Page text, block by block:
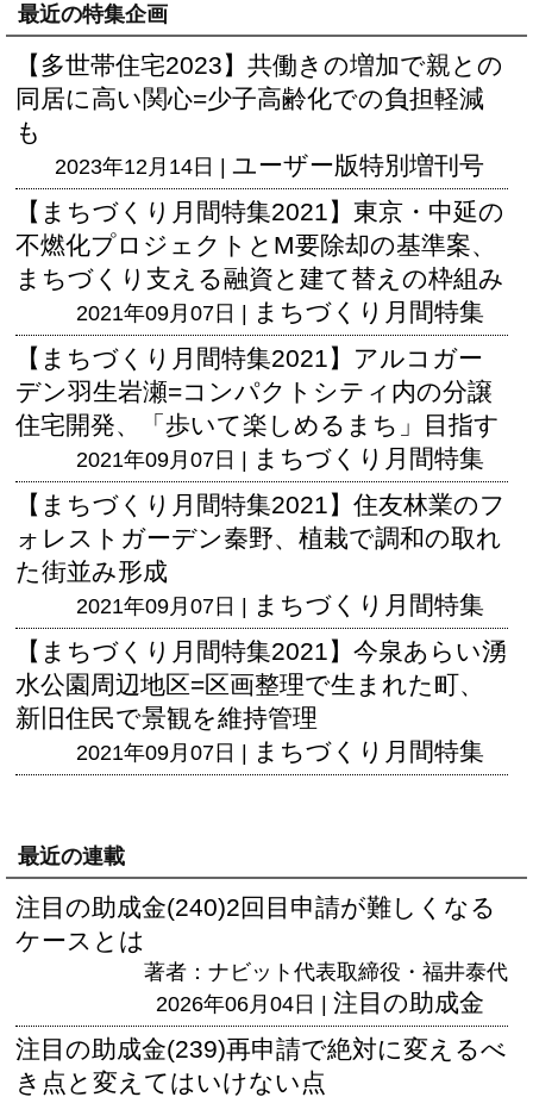
最近の特集企画
【多世帯住宅2023】共働きの増加で親との
同居に高い関心=少子高齢化での負担軽減
も
2023年12月14日 | ユーザー版特別増刊号
【まちづくり月間特集2021】東京・中延の
不燃化プロジェクトとM要除却の基準案、
まちづくり支える融資と建て替えの枠組み
2021年09月07日 | まちづくり月間特集
【まちづくり月間特集2021】アルコガー
デン羽生岩瀬=コンパクトシティ内の分譲
住宅開発、「歩いて楽しめるまち」目指す
2021年09月07日 | まちづくり月間特集
【まちづくり月間特集2021】住友林業のフ
ォレストガーデン秦野、植栽で調和の取れ
た街並み形成
2021年09月07日 | まちづくり月間特集
【まちづくり月間特集2021】今泉あらい湧
水公園周辺地区=区画整理で生まれた町、
新旧住民で景観を維持管理
2021年09月07日 | まちづくり月間特集
最近の連載
注目の助成金(240)2回目申請が難しくなる
ケースとは
著者：ナビット代表取締役・福井泰代
2026年06月04日 | 注目の助成金
注目の助成金(239)再申請で絶対に変えるべ
き点と変えてはいけない点